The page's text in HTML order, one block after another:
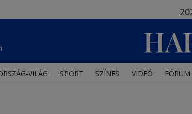
VILÁG SPORT SZÍNES VIDEÓ FÓRUM